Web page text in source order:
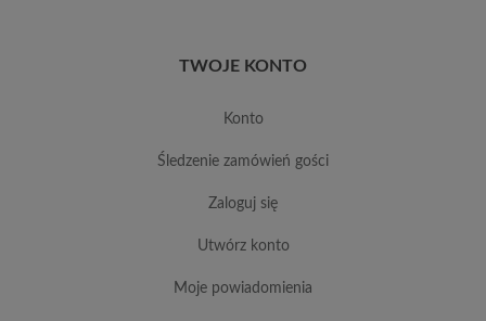
TWOJE KONTO
konto
śledzenie zamówień gości
zaloguj się
utwórz konto
moje powiadomienia